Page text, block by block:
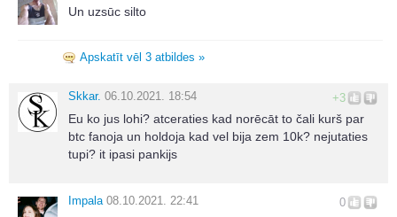
Un uzsūc silto
Apskatīt vēl 3 atbildes »
+3
Skkar. 06.10.2021. 18:54
Eu ko jus lohi? atceraties kad norēcāt to čali kurš par
btc fanoja un holdoja kad vel bija zem 10k? nejutaties
tupi? it ipasi pankijs
0
Impala 08.10.2021. 22:41